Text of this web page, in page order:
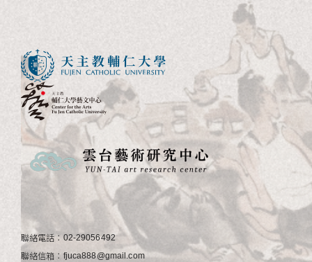
聯絡電話：02-29056492
聯絡信箱： fjuca888@gmail.com